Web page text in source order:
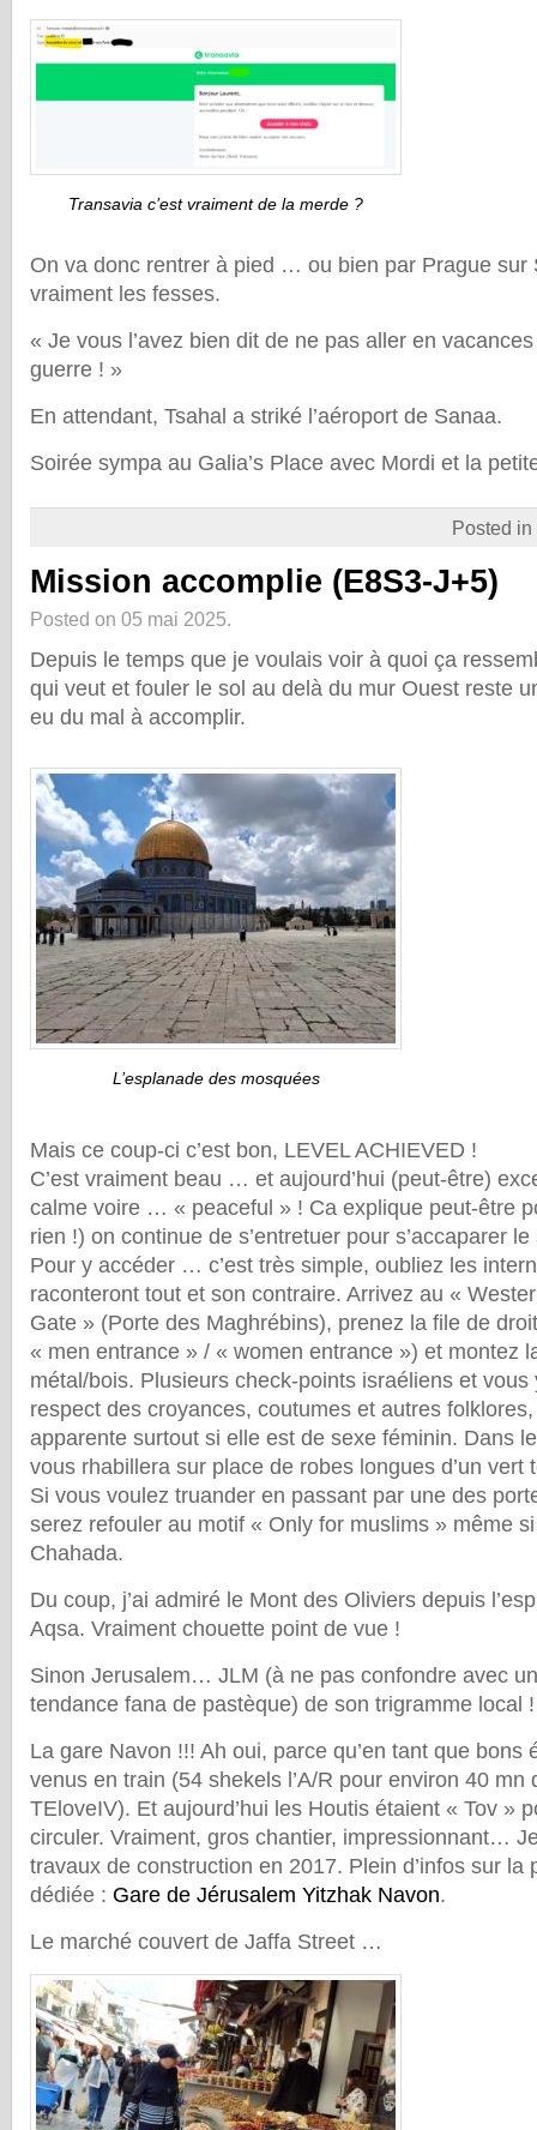
Transavia c’est vraiment de la merde ?
On va donc rentrer à pied … ou bien par Prague sur
vraiment les fesses.
« Je vous l’avez bien dit de ne pas aller en
guerre ! »
En attendant, Tsahal a striké l’aéroport de Sanaa.
Soirée sympa au Galia’s Place avec Mordi et la
Posted in
Mission accomplie (E8S3-J+5)
Posted on 05 mai 2025.
Depuis le temps que je voulais voir à quoi ça
qui veut et fouler le sol au delà du mur Ouest reste
eu du mal à accomplir.
L’esplanade des mosquées
Mais ce coup-ci c’est bon, LEVEL ACHIEVED !
C’est vraiment beau … et aujourd’hui (peut-être)
calme voire … « peaceful » ! Ca explique peut-être
rien !) on continue de s’entretuer pour s’accaparer
Pour y accéder … c’est très simple, oubliez les
raconteront tout et son contraire. Arrivez au «
Gate » (Porte des Maghrébins), prenez la file de
« men entrance » / « women entrance ») et montez
métal/bois. Plusieurs check-points israéliens et vous
respect des croyances, coutumes et autres
apparente surtout si elle est de sexe féminin. Dans
vous rhabillera sur place de robes longues d’un vert
Si vous voulez truander en passant par une des
serez refouler au motif « Only for muslims » même
Chahada.
Du coup, j’ai admiré le Mont des Oliviers depuis
Aqsa. Vraiment chouette point de vue !
Sinon Jerusalem… JLM (à ne pas confondre avec
tendance fana de pastèque) de son trigramme local !
La gare Navon !!! Ah oui, parce qu’en tant que bons
venus en train (54 shekels l’A/R pour environ 40 mn
TEloveIV). Et aujourd’hui les Houtis étaient « Tov »
circuler. Vraiment, gros chantier, impressionnant…
travaux de construction en 2017. Plein d’infos sur la
dédiée : Gare de Jérusalem Yitzhak Navon.
Le marché couvert de Jaffa Street …